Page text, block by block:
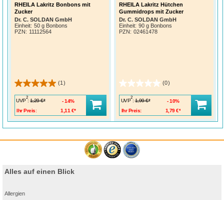
RHEILA Lakritz Bonbons mit
Zucker
Dr. C. SOLDAN GmbH
Einheit: 50 g Bonbons
PZN: 11112564
(1)
UVP
2
: 1,29 €*
Ihr Preis:
1,11 €*
14%
RHEILA Lakritz Hütchen
Gummidrops mit Zucker
Dr. C. SOLDAN GmbH
Einheit: 90 g Bonbons
PZN: 02461478
(0)
UVP
2
: 1,99 €*
Ihr Preis:
1,79 €*
10%
Alles auf einen Blick
Allergien